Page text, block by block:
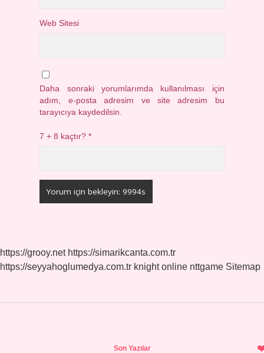
Web Sitesi
Daha sonraki yorumlarımda kullanılması için
adım, e-posta adresim ve site adresim bu
tarayıcıya kaydedilsin.
7 + 8 kaçtır?*
https://grooy.net https://simarikcanta.com.tr
https://seyyahoglumedya.com.tr knight online nttgame Sitemap
Son Yazılar